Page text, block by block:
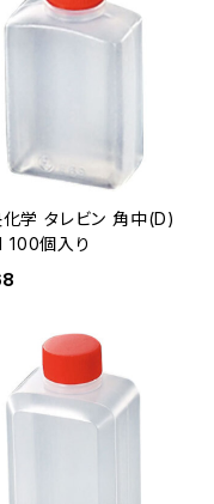
学 タレビン 角中(D)
100個入り